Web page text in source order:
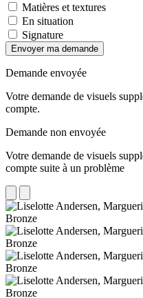
Matières et textures
En situation
Signature
Envoyer ma demande
Demande envoyée
Votre demande de visuels
compte.
Demande non envoyée
Votre demande de visuels
compte suite à un problème